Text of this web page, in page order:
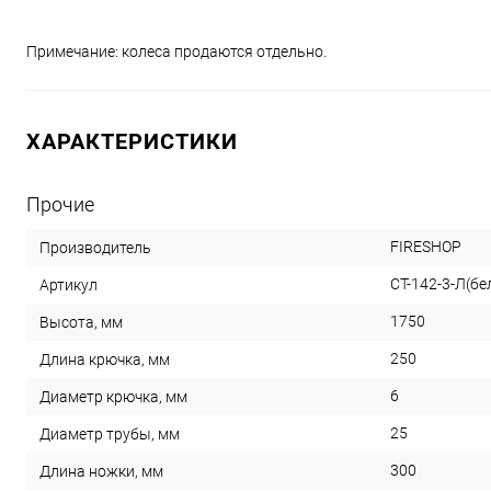
Примечание: колеса продаются отдельно.
ХАРАКТЕРИСТИКИ
Прочие
Производитель FIRESHOP
Артикул СТ-142-3-
Высота, мм 1750
Длина крючка, мм 250
Диаметр крючка, мм 6
Диаметр трубы, мм 25
Длина ножки, мм 300